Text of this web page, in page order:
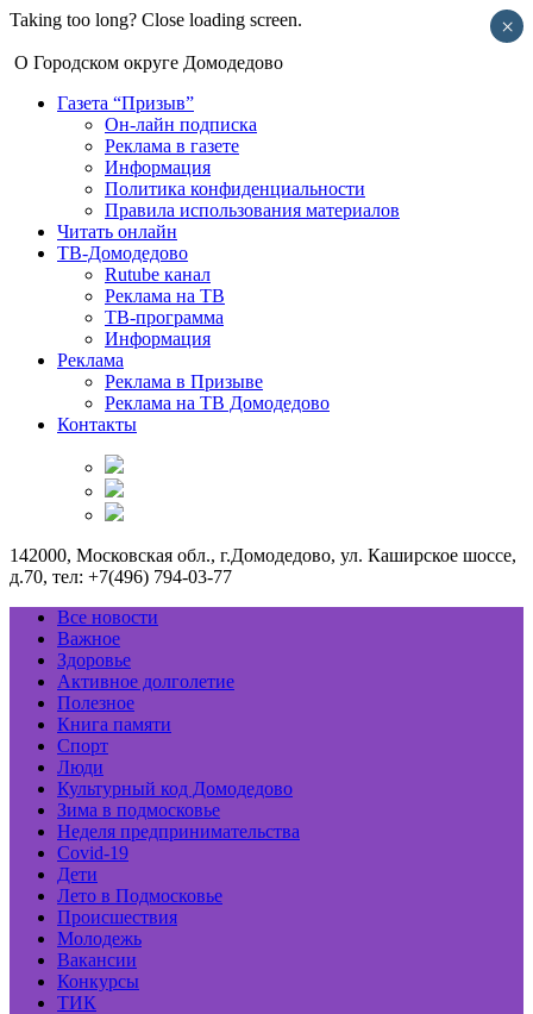
Taking too long? Close loading screen.
О Городском округе Домодедово
Газета “Призыв”
Он-лайн подписка
Реклама в газете
Информация
Политика конфиденциальности
Правила использования материалов
Читать онлайн
ТВ-Домодедово
Rutube канал
Реклама на ТВ
ТВ-программа
Информация
Реклама
Реклама в Призыве
Реклама на ТВ Домодедово
Контакты
142000, Московская обл., г.Домодедово, ул. Каширское шоссе,
д.70, тел: +7(496) 794-03-77
Все новости
Важное
Здоровье
Активное долголетие
Полезное
Книга памяти
Спорт
Люди
Культурный код Домодедово
Зима в подмосковье
Неделя предпринимательства
Covid-19
Дети
Лето в Подмосковье
Происшествия
Молодежь
Вакансии
Конкурсы
ТИК
×